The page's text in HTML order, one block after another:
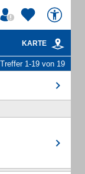
KARTE
Treffer 1-19 von 19